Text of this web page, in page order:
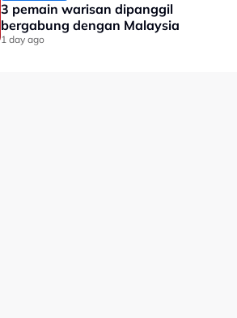
3 pemain warisan dipanggil
bergabung dengan Malaysia
1 day ago